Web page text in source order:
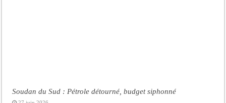
Soudan du Sud : Pétrole détourné, budget siphonné